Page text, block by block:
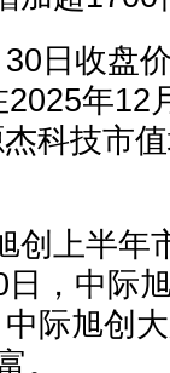
日收盘
年12
科技市
创上半年
，中际
际旭创
。